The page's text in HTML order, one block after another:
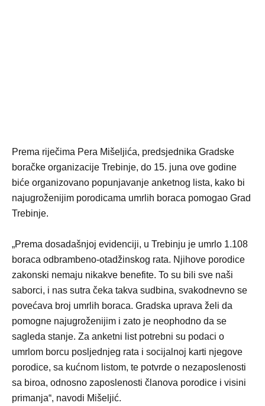
Prema riječima Pera Mišeljića, predsjednika Gradske
boračke organizacije Trebinje, do 15. juna ove godine
biće organizovano popunjavanje anketnog lista, kako bi
najugroženijim porodicama umrlih boraca pomogao Grad
Trebinje.
„Prema dosadašnjoj evidenciji, u Trebinju je umrlo 1.108
boraca odbrambeno-otadžinskog rata. Njihove porodice
zakonski nemaju nikakve benefite. To su bili sve naši
saborci, i nas sutra čeka takva sudbina, svakodnevno se
povećava broj umrlih boraca. Gradska uprava želi da
pomogne najugroženijim i zato je neophodno da se
sagleda stanje. Za anketni list potrebni su podaci o
umrlom borcu posljednjeg rata i socijalnoj karti njegove
porodice, sa kućnom listom, te potvrde o nezaposlenosti
sa biroa, odnosno zaposlenosti članova porodice i visini
primanja“, navodi Mišeljić.